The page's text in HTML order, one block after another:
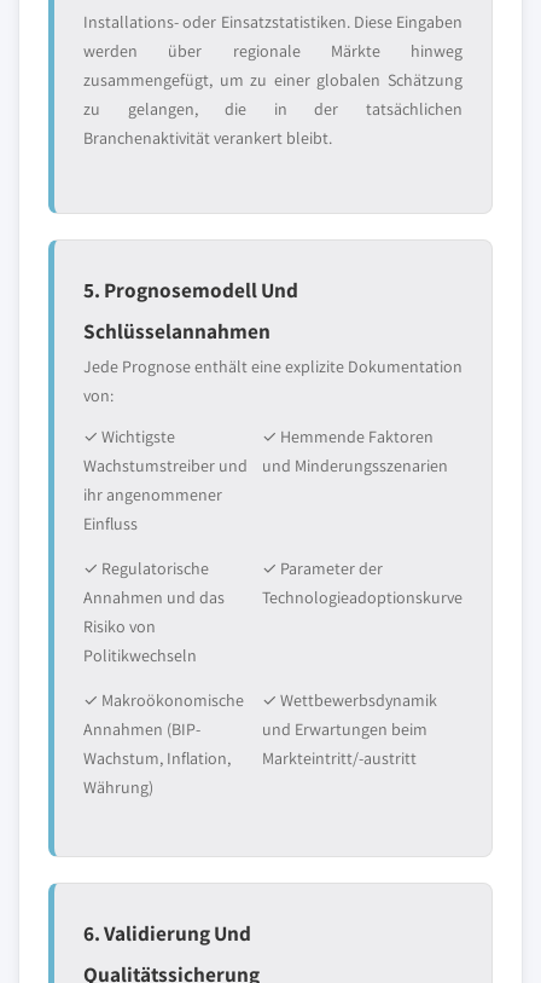
Installations- oder Einsatzstatistiken. Diese Eingaben
werden über regionale Märkte hinweg
zusammengefügt, um zu einer globalen Schätzung
zu gelangen, die in der tatsächlichen
Branchenaktivität verankert bleibt.
5. Prognosemodell Und
Schlüsselannahmen
Jede Prognose enthält eine explizite Dokumentation
von:
✓ Wichtigste
Wachstumstreiber und
ihr angenommener
Einfluss
✓ Hemmende Faktoren
und Minderungsszenarien
✓ Regulatorische
Annahmen und das
Risiko von
Politikwechseln
✓ Parameter der
Technologieadoptionskurve
✓ Makroökonomische
Annahmen (BIP-
Wachstum, Inflation,
Währung)
✓ Wettbewerbsdynamik
und Erwartungen beim
Markteintritt/-austritt
6. Validierung Und
Qualitätssicherung